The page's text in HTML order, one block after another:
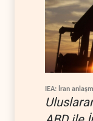
IEA: İran